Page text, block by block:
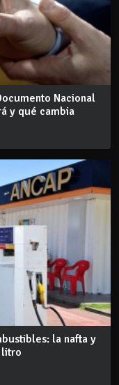
Nacional
y qué cambia
la nafta y
litro